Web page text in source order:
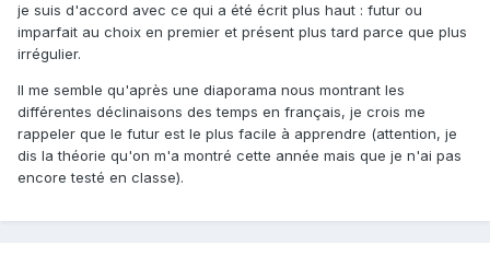
je suis d'accord avec ce qui a été écrit plus haut : futur ou
imparfait au choix en premier et présent plus tard parce que plus
irrégulier.
Il me semble qu'après une diaporama nous montrant les
différentes déclinaisons des temps en français, je crois me
rappeler que le futur est le plus facile à apprendre (attention, je
dis la théorie qu'on m'a montré cette année mais que je n'ai pas
encore testé en classe).